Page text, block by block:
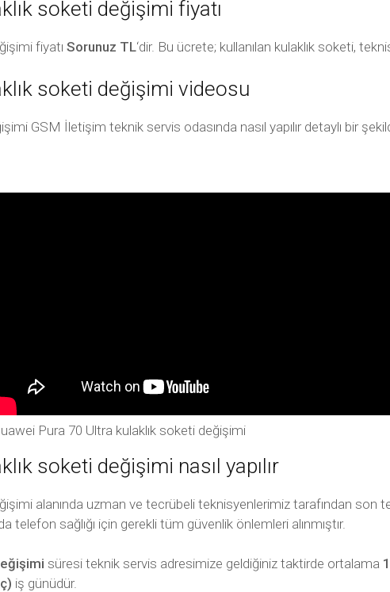
soketi değişimi fiyatı
fiyatı Sorunuz TL‘dir. Bu ücrete; kullanılan kulaklık soketi,
soketi değişimi videosu
GSM İletişim teknik servis odasında nasıl yapılır detaylı bir
Pura 70 Ultra kulaklık soketi değişimi
soketi değişimi nasıl yapılır
alanında uzman ve tecrübeli teknisyenlerimiz tarafından son
telefon sağlığı için gerekli tüm güvenlik önlemleri alınmıştır.
süresi teknik servis adresimize geldiğiniz taktirde ortalama
iş günüdür.